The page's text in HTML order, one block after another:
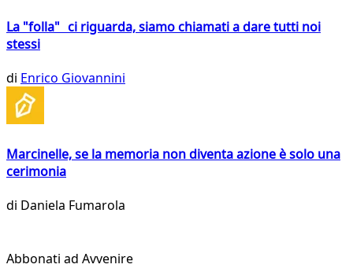
La "folla" ci riguarda, siamo chiamati a dare tutti noi
stessi
di Enrico Giovannini
Marcinelle, se la memoria non diventa azione è solo una
cerimonia
di Daniela Fumarola
Abbonati ad Avvenire